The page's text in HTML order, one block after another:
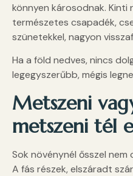
könnyen károsodnak. Kinti
természetes csapadék,
szünetekkel, nagyon
Ha a föld nedves, nincs
legegyszerűbb, mégis
Metszeni
metszeni tél
Sok növénynél ősszel nem
A fás részek, elszáradt